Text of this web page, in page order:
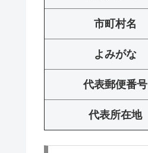
市町村名
よみがな
代表郵便番号
代表所在地